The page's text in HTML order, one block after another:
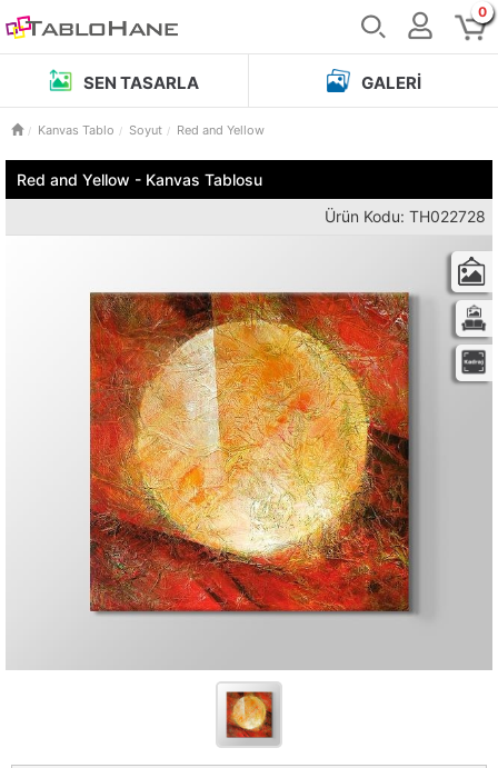
0
SEN TASARLA GALERI
Kanvas Tablo Soyut Red and Yellow
Red and Yellow - Kanvas Tablosu
Ürün Kodu: TH022728